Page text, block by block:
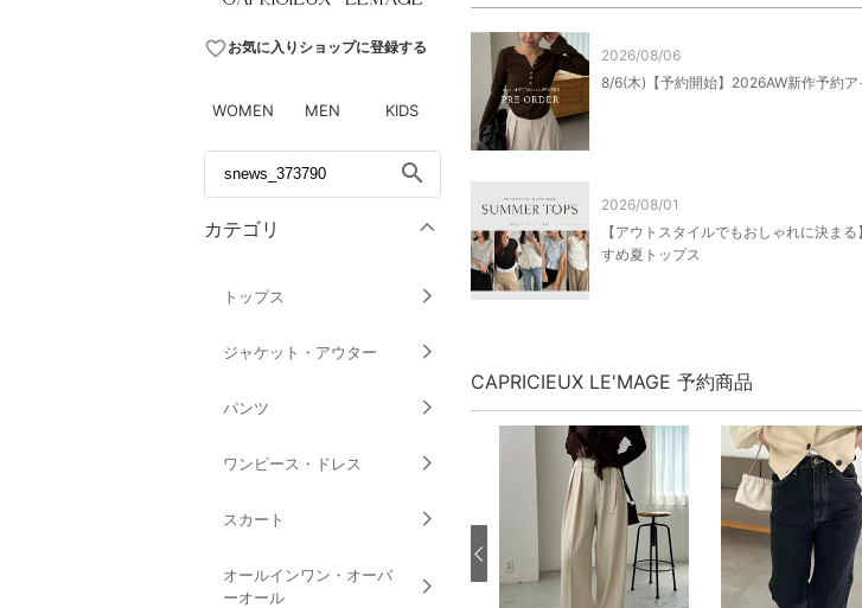
favorite_borderお気に入りショップに登録する
WOMEN MEN KIDS
search
カテゴリ
トップス
ジャケット・アウター
パンツ
ワンピース・ドレス
スカート
オールインワン・オーバ
ーオール
2026/08/06
8/6(木)【予約開始】2026AW新作予約ア
2026/08/01
【アウトスタイルでもおしゃれに決まる
すめ夏トップス
CAPRICIEUX LE'MAGE 予約商品